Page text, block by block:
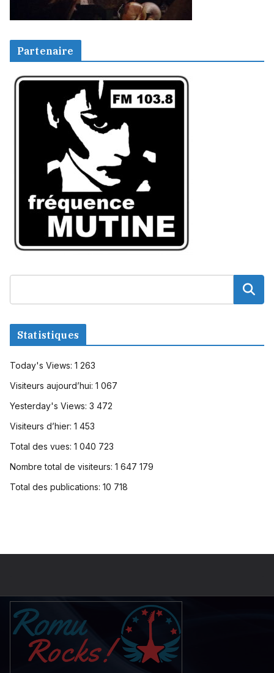
Partenaire
Statistiques
Today's Views: 1 263
Visiteurs aujourd’hui: 1 067
Yesterday's Views: 3 472
Visiteurs d’hier: 1 453
Total des vues: 1 040 723
Nombre total de visiteurs: 1 647 179
Total des publications: 10 718